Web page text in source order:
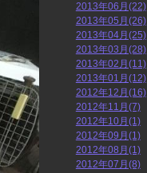
2013年06月(22)
2013年05月(26)
2013年04月(25)
2013年03月(28)
2013年02月(11)
2013年01月(12)
2012年12月(16)
2012年11月(7)
2012年10月(1)
2012年09月(1)
2012年08月(1)
2012年07月(8)